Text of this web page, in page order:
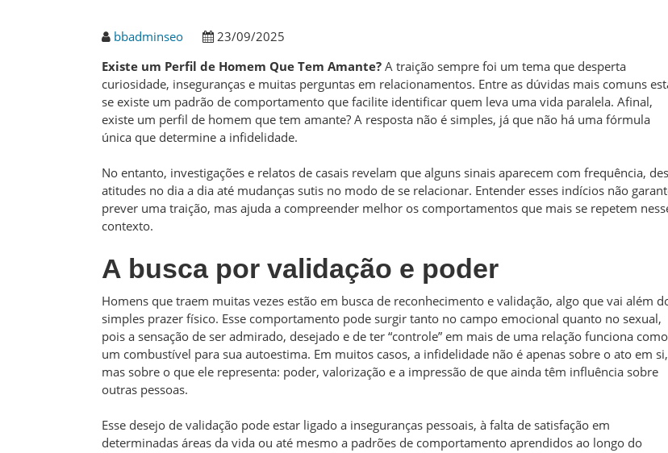
bbadminseo
23/09/2025
Existe um Perfil de Homem Que Tem Amante? A traição sempre foi um tema que desperta
curiosidade, inseguranças e muitas perguntas em relacionamentos. Entre as dúvidas mais comuns
se existe um padrão de comportamento que facilite identificar quem leva uma vida paralela. Afinal,
existe um perfil de homem que tem amante? A resposta não é simples, já que não há uma fórmula
única que determine a infidelidade.
No entanto, investigações e relatos de casais revelam que alguns sinais aparecem com frequência,
atitudes no dia a dia até mudanças sutis no modo de se relacionar. Entender esses indícios não
prever uma traição, mas ajuda a compreender melhor os comportamentos que mais se repetem
contexto.
A busca por validação e poder
Homens que traem muitas vezes estão em busca de reconhecimento e validação, algo que vai além
simples prazer físico. Esse comportamento pode surgir tanto no campo emocional quanto no sexual,
pois a sensação de ser admirado, desejado e de ter “controle” em mais de uma relação funciona como
um combustível para sua autoestima. Em muitos casos, a infidelidade não é apenas sobre o ato em si,
mas sobre o que ele representa: poder, valorização e a impressão de que ainda têm influência sobre
outras pessoas.
Esse desejo de validação pode estar ligado a inseguranças pessoais, à falta de satisfação em
determinadas áreas da vida ou até mesmo a padrões de comportamento aprendidos ao longo do